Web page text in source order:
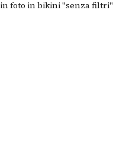
in foto in bikini "senza filtri"